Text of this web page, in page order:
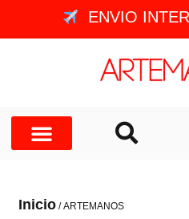
ENVIO
Inicio / ARTEMANOS